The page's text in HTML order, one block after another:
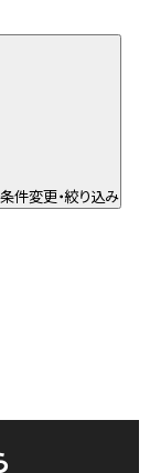
条件変更・絞り込み